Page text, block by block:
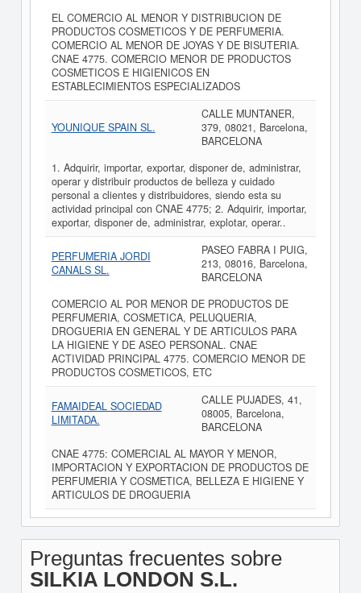
EL COMERCIO AL MENOR Y DISTRIBUCION DE
PRODUCTOS COSMETICOS Y DE PERFUMERIA.
COMERCIO AL MENOR DE JOYAS Y DE BISUTERIA.
CNAE 4775. COMERCIO MENOR DE PRODUCTOS
COSMETICOS E HIGIENICOS EN
ESTABLECIMIENTOS ESPECIALIZADOS
YOUNIQUE SPAIN SL.
CALLE MUNTANER,
379, 08021, Barcelona,
BARCELONA
1. Adquirir, importar, exportar, disponer de, administrar,
operar y distribuir productos de belleza y cuidado
personal a clientes y distribuidores, siendo esta su
actividad principal con CNAE 4775; 2. Adquirir, importar,
exportar, disponer de, administrar, explotar, operar..
PERFUMERIA JORDI
CANALS SL.
PASEO FABRA I PUIG,
213, 08016, Barcelona,
BARCELONA
COMERCIO AL POR MENOR DE PRODUCTOS DE
PERFUMERIA, COSMETICA, PELUQUERIA,
DROGUERIA EN GENERAL Y DE ARTICULOS PARA
LA HIGIENE Y DE ASEO PERSONAL. CNAE
ACTIVIDAD PRINCIPAL 4775. COMERCIO MENOR DE
PRODUCTOS COSMETICOS, ETC
FAMAIDEAL SOCIEDAD
LIMITADA.
CALLE PUJADES, 41,
08005, Barcelona,
BARCELONA
CNAE 4775: COMERCIAL AL MAYOR Y MENOR,
IMPORTACION Y EXPORTACION DE PRODUCTOS DE
PERFUMERIA Y COSMETICA, BELLEZA E HIGIENE Y
ARTICULOS DE DROGUERIA
Preguntas frecuentes sobre
SILKIA LONDON S.L.